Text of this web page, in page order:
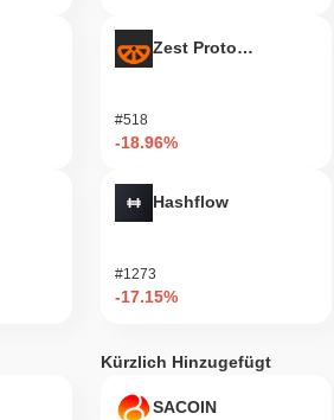
Zest Protocol
#518
-18.96%
Hashflow
#1273
-17.15%
Kürzlich Hinzugefügt
SACOIN